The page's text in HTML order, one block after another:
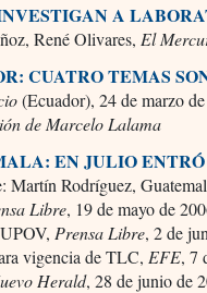
A
René Olivares, El
CUATRO TEMAS
(Ecuador), 24 de marzo
de Marcelo Lalama
EN JULIO
Martín Rodríguez,
Libre, 19 de mayo de
Prensa Libre, 2 de
vigencia de TLC, EFE, 7
Herald, 28 de junio de